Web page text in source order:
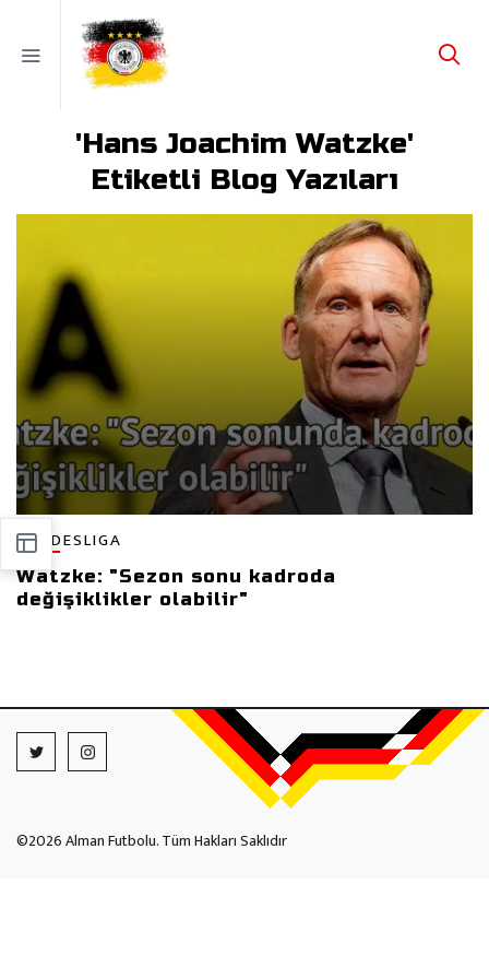
'Hans Joachim Watzke'
Etiketli Blog Yazıları
BUNDESLIGA
Watzke: "Sezon sonu kadroda
değişiklikler olabilir"
©2026 Alman Futbolu. Tüm Hakları Saklıdır